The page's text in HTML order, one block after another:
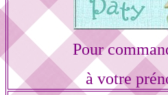
Pour
à votre